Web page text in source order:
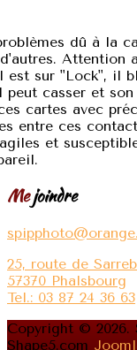
dû à la
Attention
sur "Lock", il
casser et son
cartes avec
entre ces
et
Mejoindre
25, route de
57370 Phalsbourg
Tel.: 03 87 24 36 63
Copyright © 2026.
Shape5.com